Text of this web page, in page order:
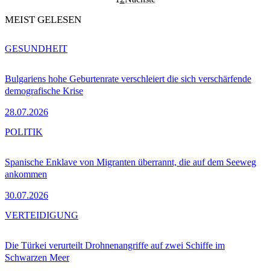
MEIST GELESEN
Bulgariens hohe Geburtenrate verschleiert die sich verschärfende
demografische Krise
28.07.2026
GESUNDHEIT
Spanische Enklave von Migranten überrannt, die auf dem Seeweg
ankommen
30.07.2026
POLITIK
Die Türkei verurteilt Drohnenangriffe auf zwei Schiffe im
Schwarzen Meer
VERTEIDIGUNG